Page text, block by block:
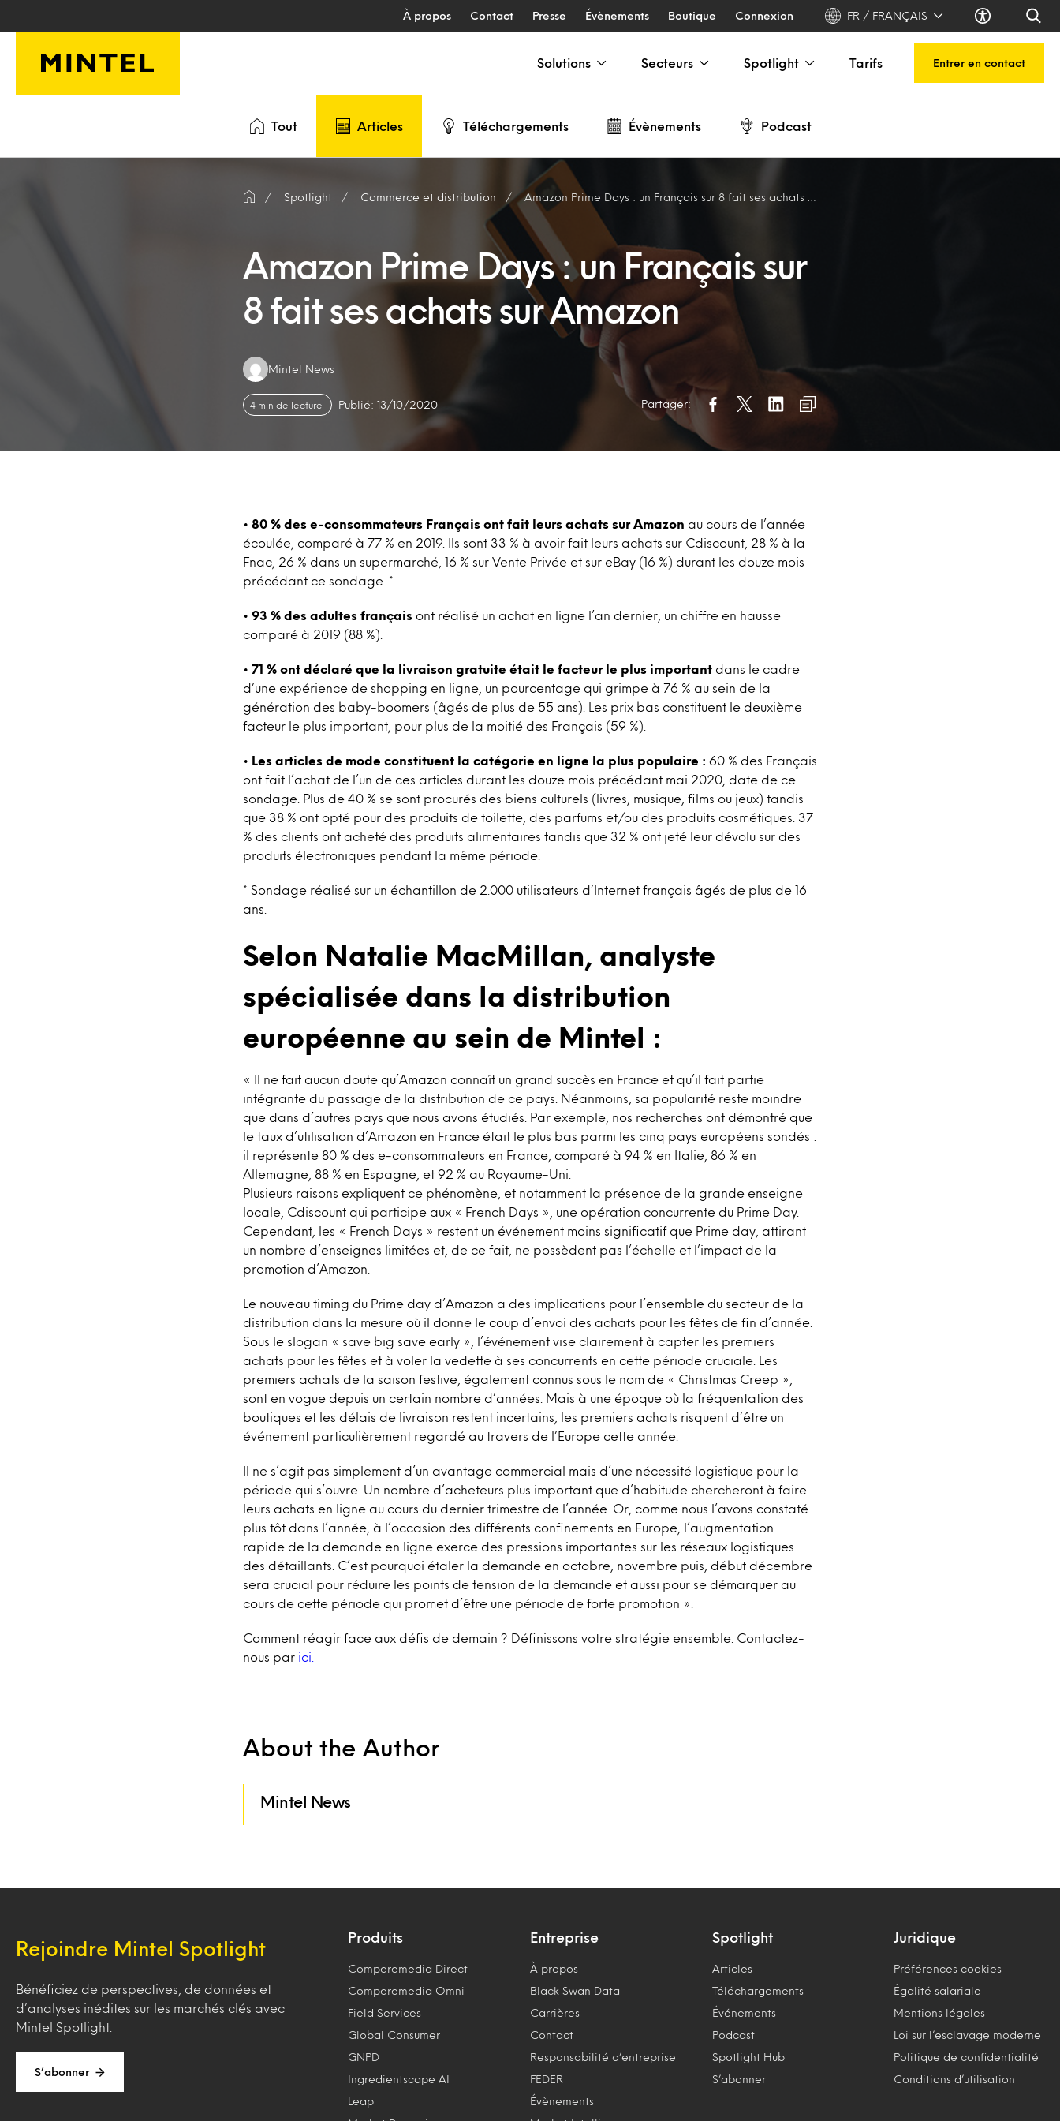
À propos Contact Presse Évènements Boutique Connexion FR / FRANÇAIS
Solutions Secteurs Spotlight Tarifs Entrer en contact
Tout Articles Téléchargements Évènements Podcast
Spotlight Commerce et distribution Amazon Prime Days : un Français sur 8 fait ses achats sur Amazon
Amazon Prime Days : un Français sur
8 fait ses achats sur Amazon
Authors:
Mintel News
4 min de lecture Publié: 13/10/2020 Partager:
• 80 % des e-consommateurs Français ont fait leurs achats sur Amazon au cours de l’année
écoulée, comparé à 77 % en 2019. Ils sont 33 % à avoir fait leurs achats sur Cdiscount, 28 % à la
Fnac, 26 % dans un supermarché, 16 % sur Vente Privée et sur eBay (16 %) durant les douze mois
précédant ce sondage. *
• 93 % des adultes français ont réalisé un achat en ligne l’an dernier, un chiffre en hausse
comparé à 2019 (88 %).
• 71 % ont déclaré que la livraison gratuite était le facteur le plus important dans le cadre
d’une expérience de shopping en ligne, un pourcentage qui grimpe à 76 % au sein de la
génération des baby-boomers (âgés de plus de 55 ans). Les prix bas constituent le deuxième
facteur le plus important, pour plus de la moitié des Français (59 %).
• Les articles de mode constituent la catégorie en ligne la plus populaire : 60 % des Français
ont fait l’achat de l’un de ces articles durant les douze mois précédant mai 2020, date de ce
sondage. Plus de 40 % se sont procurés des biens culturels (livres, musique, films ou jeux) tandis
que 38 % ont opté pour des produits de toilette, des parfums et/ou des produits cosmétiques. 37
% des clients ont acheté des produits alimentaires tandis que 32 % ont jeté leur dévolu sur des
produits électroniques pendant la même période.
* Sondage réalisé sur un échantillon de 2.000 utilisateurs d’Internet français âgés de plus de 16
ans.
Selon Natalie MacMillan, analyste
spécialisée dans la distribution
européenne au sein de Mintel :
« Il ne fait aucun doute qu’Amazon connaît un grand succès en France et qu’il fait partie
intégrante du passage de la distribution de ce pays. Néanmoins, sa popularité reste moindre
que dans d’autres pays que nous avons étudiés. Par exemple, nos recherches ont démontré que
le taux d’utilisation d’Amazon en France était le plus bas parmi les cinq pays européens sondés :
il représente 80 % des e-consommateurs en France, comparé à 94 % en Italie, 86 % en
Allemagne, 88 % en Espagne, et 92 % au Royaume-Uni.
Plusieurs raisons expliquent ce phénomène, et notamment la présence de la grande enseigne
locale, Cdiscount qui participe aux « French Days », une opération concurrente du Prime Day.
Cependant, les « French Days » restent un événement moins significatif que Prime day, attirant
un nombre d’enseignes limitées et, de ce fait, ne possèdent pas l’échelle et l’impact de la
promotion d’Amazon.
Le nouveau timing du Prime day d’Amazon a des implications pour l’ensemble du secteur de la
distribution dans la mesure où il donne le coup d’envoi des achats pour les fêtes de fin d’année.
Sous le slogan « save big save early », l’événement vise clairement à capter les premiers
achats pour les fêtes et à voler la vedette à ses concurrents en cette période cruciale. Les
premiers achats de la saison festive, également connus sous le nom de « Christmas Creep »,
sont en vogue depuis un certain nombre d’années. Mais à une époque où la fréquentation des
boutiques et les délais de livraison restent incertains, les premiers achats risquent d’être un
événement particulièrement regardé au travers de l’Europe cette année.
Il ne s’agit pas simplement d’un avantage commercial mais d’une nécessité logistique pour la
période qui s’ouvre. Un nombre d’acheteurs plus important que d’habitude chercheront à faire
leurs achats en ligne au cours du dernier trimestre de l’année. Or, comme nous l’avons constaté
plus tôt dans l’année, à l’occasion des différents confinements en Europe, l’augmentation
rapide de la demande en ligne exerce des pressions importantes sur les réseaux logistiques
des détaillants. C’est pourquoi étaler la demande en octobre, novembre puis, début décembre
sera crucial pour réduire les points de tension de la demande et aussi pour se démarquer au
cours de cette période qui promet d’être une période de forte promotion ».
Comment réagir face aux défis de demain ? Définissons votre stratégie ensemble. Contactez-
nous par ici.
About the Author
Mintel News
Rejoindre Mintel Spotlight
Bénéficiez de perspectives, de données et
d’analyses inédites sur les marchés clés avec
Mintel Spotlight.
S’abonner
Produits
Comperemedia Direct
Comperemedia Omni
Field Services
Global Consumer
GNPD
Ingredientscape AI
Leap
Entreprise
À propos
Black Swan Data
Carrières
Contact
Responsabilité d’entreprise
FEDER
Évènements
Spotlight
Articles
Téléchargements
Événements
Podcast
Spotlight Hub
S’abonner
Juridique
Préférences cookies
Égalité salariale
Mentions légales
Loi sur l’esclavage moderne
Politique de confidentialité
Conditions d’utilisation